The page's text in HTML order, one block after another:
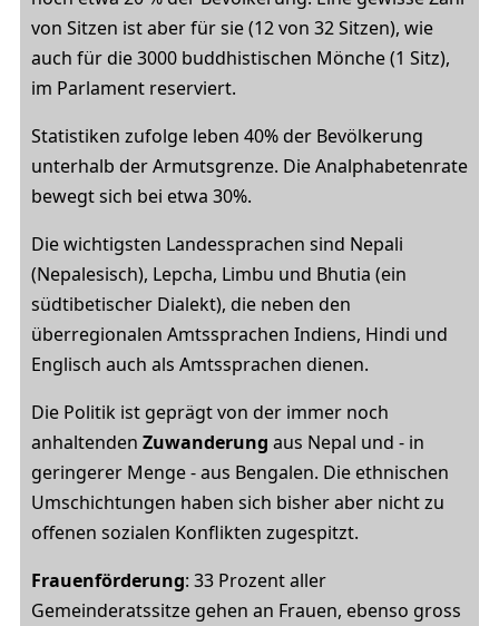
von Sitzen ist aber für sie (12 von 32 Sitzen), wie
auch für die 3000 buddhistischen Mönche (1 Sitz),
im Parlament reserviert.
Statistiken zufolge leben 40% der Bevölkerung
unterhalb der Armutsgrenze. Die Analphabetenrate
bewegt sich bei etwa 30%.
Die wichtigsten Landessprachen sind Nepali
(Nepalesisch), Lepcha, Limbu und Bhutia (ein
südtibetischer Dialekt), die neben den
überregionalen Amtssprachen Indiens, Hindi und
Englisch auch als Amtssprachen dienen.
Die Politik ist geprägt von der immer noch
anhaltenden Zuwanderung aus Nepal und - in
geringerer Menge - aus Bengalen. Die ethnischen
Umschichtungen haben sich bisher aber nicht zu
offenen sozialen Konflikten zugespitzt.
Frauenförderung: 33 Prozent aller
Gemeinderatssitze gehen an Frauen, ebenso gross